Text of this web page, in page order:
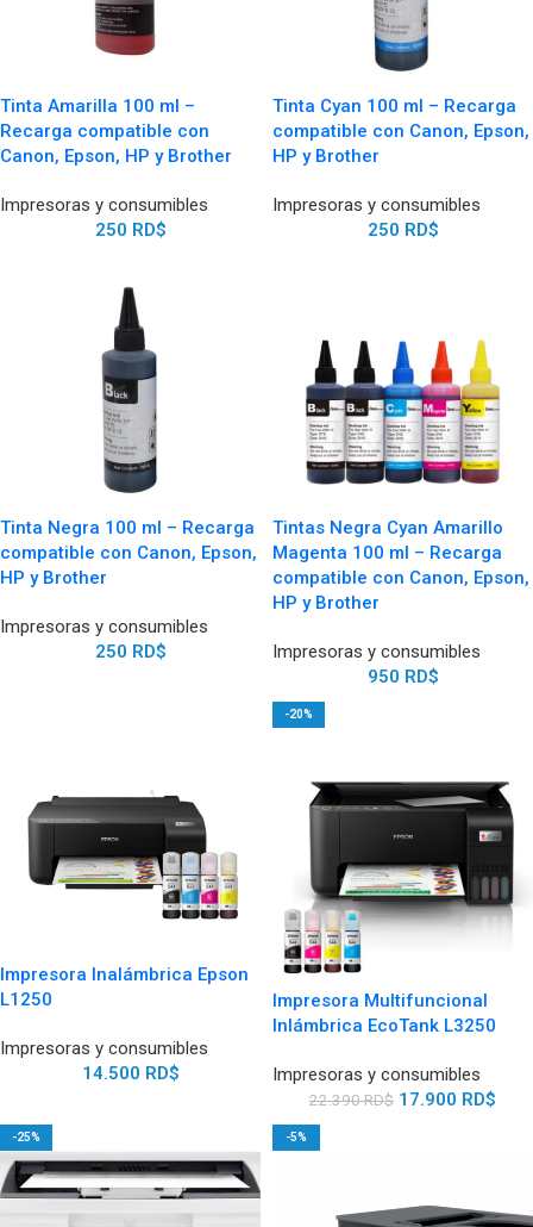
Tinta Amarilla 100 ml –
Recarga compatible con
Canon, Epson, HP y Brother
Impresoras y consumibles
250 RD$
Tinta Cyan 100 ml – Recarga
compatible con Canon, Epson,
HP y Brother
Impresoras y consumibles
250 RD$
Tinta Negra 100 ml – Recarga
compatible con Canon, Epson,
HP y Brother
Impresoras y consumibles
250 RD$
Tintas Negra Cyan Amarillo
Magenta 100 ml – Recarga
compatible con Canon, Epson,
HP y Brother
Impresoras y consumibles
950 RD$
Impresora Inalámbrica Epson
L1250
Impresoras y consumibles
14.500 RD$
-20%
Impresora Multifuncional
Inlámbrica EcoTank L3250
Impresoras y consumibles
22.390RD$ 17.900 RD$
-25% -5%